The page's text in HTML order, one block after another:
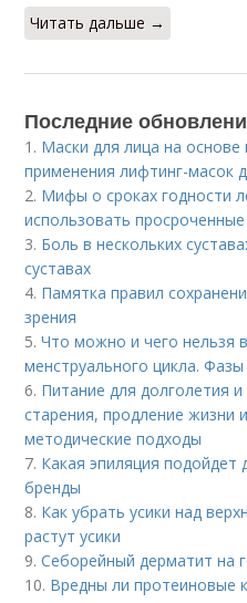
Читать дальше →
Последние
1. Маски для лица на основе
применения лифтинг-масок
2. Мифы о сроках годности
использовать просроченные
3. Боль в нескольких
суставах
4. Памятка правил
зрения
5.Что можно и чего нельзя
менструального цикла.
6. Питание для долголетия
старения, продление жизни
методические подходы
7. Какая эпиляция подойдет
бренды
8. Как убрать усики над
растут усики
9.Себорейный дерматит на
10. Вредны ли протеиновые